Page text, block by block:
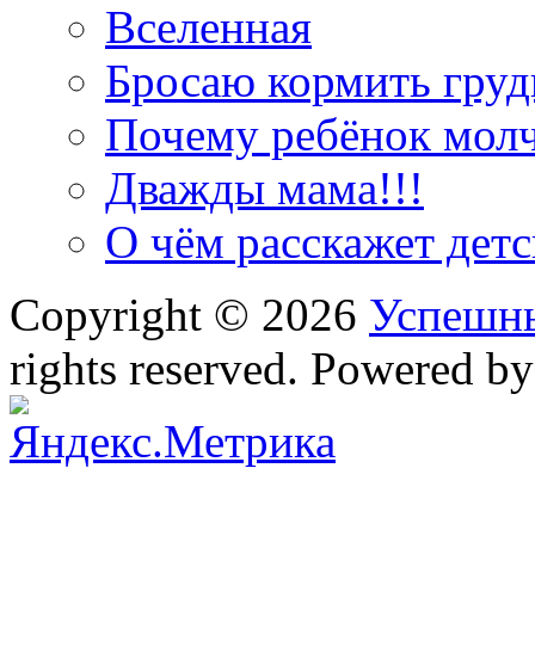
Вселенная
Бросаю кормить
Почему ребёнок
Дважды мама!!!
О чём расскажет
Copyright © 2026
rights reserved. Powered